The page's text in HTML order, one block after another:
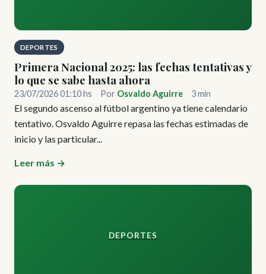
DEPORTES
Primera Nacional 2025: las fechas tentativas y
lo que se sabe hasta ahora
23/07/2026 01:10 hs Por Osvaldo Aguirre 3 min
El segundo ascenso al fútbol argentino ya tiene calendario
tentativo. Osvaldo Aguirre repasa las fechas estimadas de
inicio y las particular...
Leer más →
DEPORTES